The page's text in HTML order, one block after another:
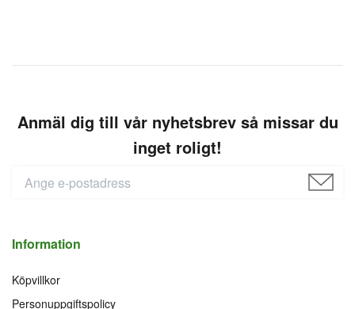
Anmäl dig till vår nyhetsbrev så missar du
inget roligt!
Information
Köpvillkor
Personuppgiftspolicy